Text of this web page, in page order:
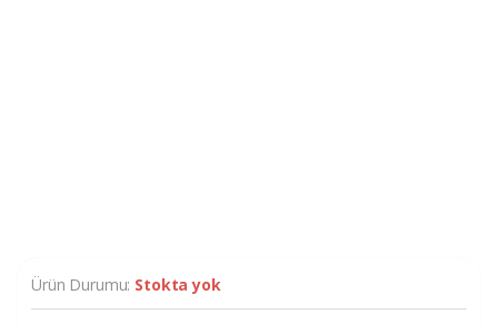
Ürün Durumu: Stokta yok